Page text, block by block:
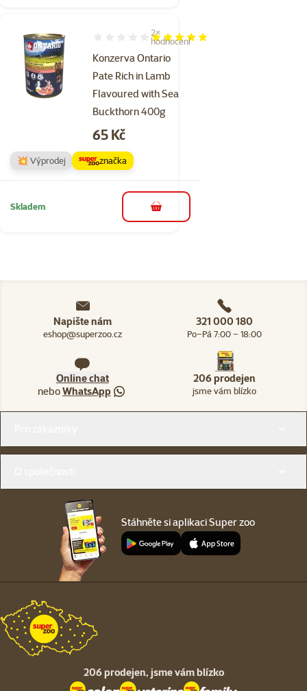
Konzerva Ontario
Pate Rich in Lamb
Flavoured with Sea
Buckthorn 400g
Hodnocení 100%, počet hodnocení: 2
2×
hodnocení
Cena
65 Kč
💥 Výprodej značka
Skladem do košíku
Napište nám
eshop@superzoo.cz
321 000 180
Po–Pá 7:00 – 18:00
Online chat
neboWhatsApp
206 prodejen
jsme vám blízko
Stáhněte si aplikaci Super zoo
206 prodejen, jsme vám blízko